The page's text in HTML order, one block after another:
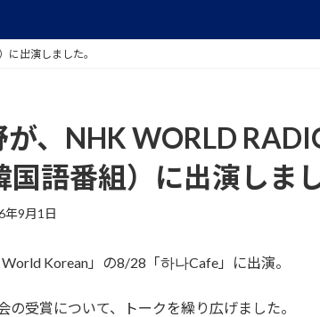
に出演しました。
、NHK WORLD
語番組）に出演しまし
年9月1日
Korean」の8/28「하나Cafe」に出演。
の受賞について、トークを繰り広げました。